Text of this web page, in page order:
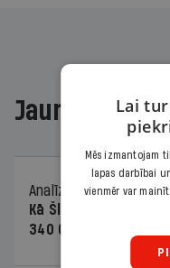
Jaunākajā
Analīze
06.08.2026.
Kā Šlesera partija
340 000 vērtu
Lai
Mēs izmantojam
lapas darbībai
vienmēr var